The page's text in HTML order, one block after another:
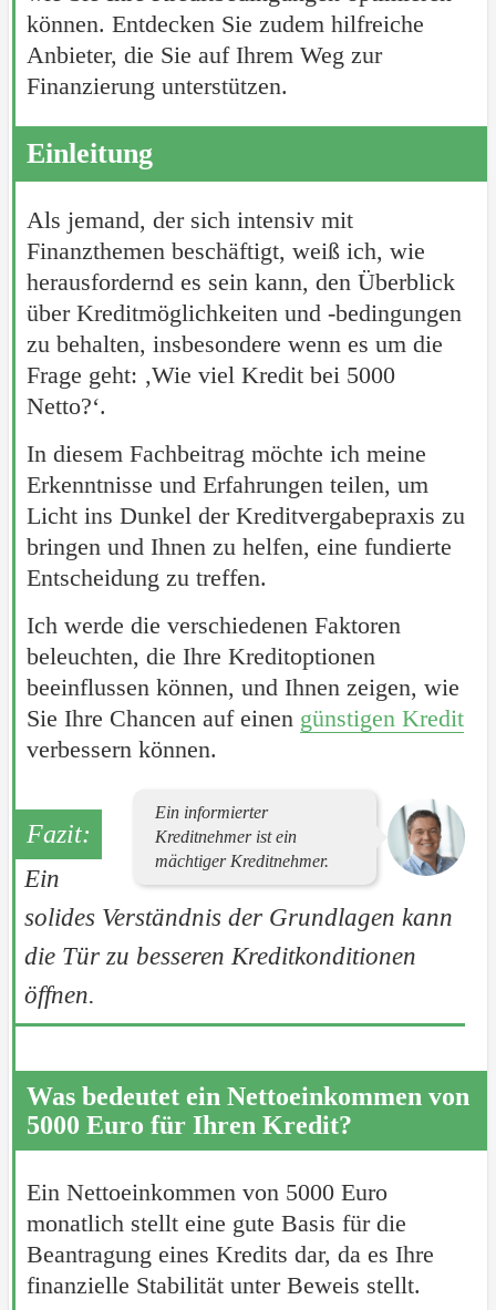
können. Entdecken Sie zudem hilfreiche
Anbieter, die Sie auf Ihrem Weg zur
Finanzierung unterstützen.
Einleitung
Als jemand, der sich intensiv mit
Finanzthemen beschäftigt, weiß ich, wie
herausfordernd es sein kann, den Überblick
über Kreditmöglichkeiten und -bedingungen
zu behalten, insbesondere wenn es um die
Frage geht: ‚Wie viel Kredit bei 5000
Netto?‘.
In diesem Fachbeitrag möchte ich meine
Erkenntnisse und Erfahrungen teilen, um
Licht ins Dunkel der Kreditvergabepraxis zu
bringen und Ihnen zu helfen, eine fundierte
Entscheidung zu treffen.
Ich werde die verschiedenen Faktoren
beleuchten, die Ihre Kreditoptionen
beeinflussen können, und Ihnen zeigen, wie
Sie Ihre Chancen auf einen günstigen Kredit
verbessern können.
Ein informierter
Kreditnehmer ist ein
mächtiger Kreditnehmer.
Ein
solides Verständnis der Grundlagen kann
die Tür zu besseren Kreditkonditionen
öffnen.
Was bedeutet ein Nettoeinkommen von
5000 Euro für Ihren Kredit?
Ein Nettoeinkommen von 5000 Euro
monatlich stellt eine gute Basis für die
Beantragung eines Kredits dar, da es Ihre
finanzielle Stabilität unter Beweis stellt.